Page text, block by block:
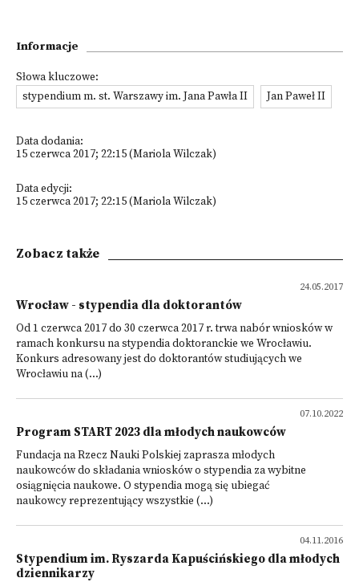
Informacje
Słowa kluczowe:
stypendium m. st. Warszawy im. Jana Pawła II
Jan Paweł II
Data dodania:
15 czerwca 2017; 22:15 (Mariola Wilczak)
Data edycji:
15 czerwca 2017; 22:15 (Mariola Wilczak)
Zobacz także
24.05.2017
Wrocław - stypendia dla doktorantów
Od 1 czerwca 2017 do 30 czerwca 2017 r. trwa nabór wniosków w
ramach konkursu na stypendia doktoranckie we Wrocławiu.
Konkurs adresowany jest do doktorantów studiujących we
Wrocławiu na (...)
07.10.2022
Program START 2023 dla młodych naukowców
Fundacja na Rzecz Nauki Polskiej zaprasza młodych
naukowców do składania wniosków o stypendia za wybitne
osiągnięcia naukowe. O stypendia mogą się ubiegać
naukowcy reprezentujący wszystkie (...)
04.11.2016
Stypendium im. Ryszarda Kapuścińskiego dla młodych
dziennikarzy